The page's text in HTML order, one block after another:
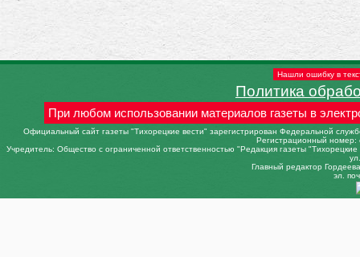
Нашли ошибку в
Политика
При любом использовании материалов газеты в
Официальный сайт газеты "Тихорецкие вести" зарегистрирован Федеральной
Регистрационный
Учредитель: Общество с ограниченной ответственностью "Редакция газеты
Главный редактор
эл.